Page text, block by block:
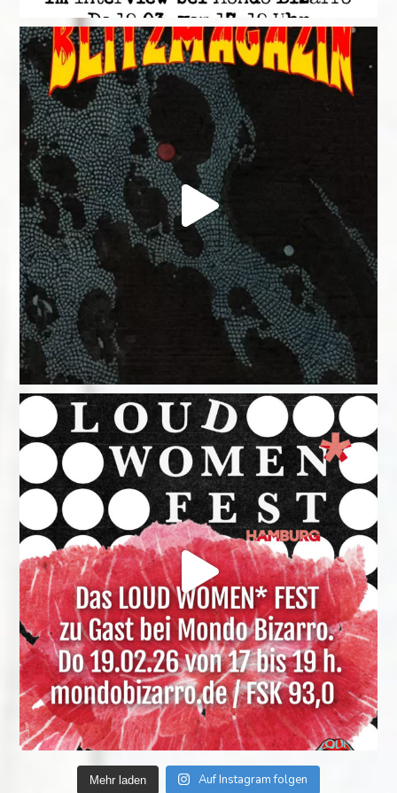
Mehr laden Auf Instagram folgen